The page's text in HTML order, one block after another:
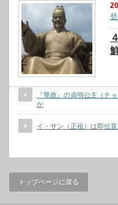
『華政』の貞明公主（チ
か
イ・サン（正祖）は即位
トップページに戻る